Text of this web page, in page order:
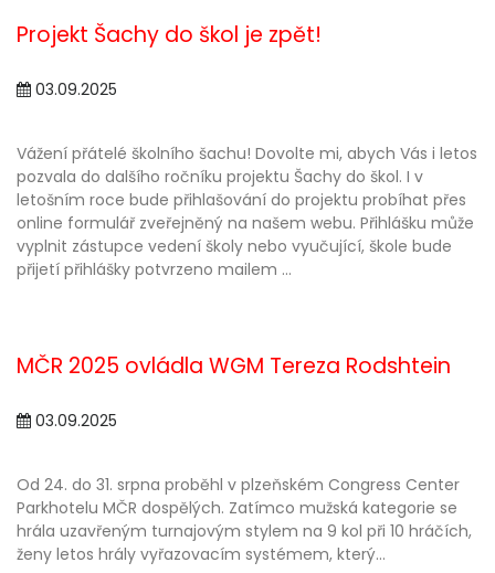
Projekt Šachy do škol je zpět!
03.09.2025
Vážení přátelé školního šachu! Dovolte mi, abych Vás i letos
pozvala do dalšího ročníku projektu Šachy do škol. I v
letošním roce bude přihlašování do projektu probíhat přes
online formulář zveřejněný na našem webu. Přihlášku může
vyplnit zástupce vedení školy nebo vyučující, škole bude
přijetí přihlášky potvrzeno mailem ...
MČR 2025 ovládla WGM Tereza Rodshtein
03.09.2025
Od 24. do 31. srpna proběhl v plzeňském Congress Center
Parkhotelu MČR dospělých. Zatímco mužská kategorie se
hrála uzavřeným turnajovým stylem na 9 kol při 10 hráčích,
ženy letos hrály vyřazovacím systémem, který...